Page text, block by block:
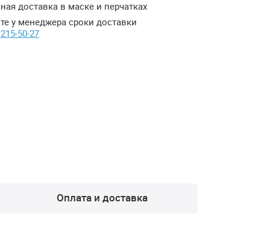
доставка в маске и перчатках
у менеджера сроки доставки
50-27
Оплата и доставка